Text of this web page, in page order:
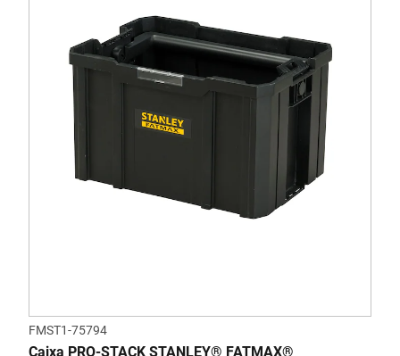
FMST1-75794
Caixa PRO-STACK STANLEY® FATMAX®